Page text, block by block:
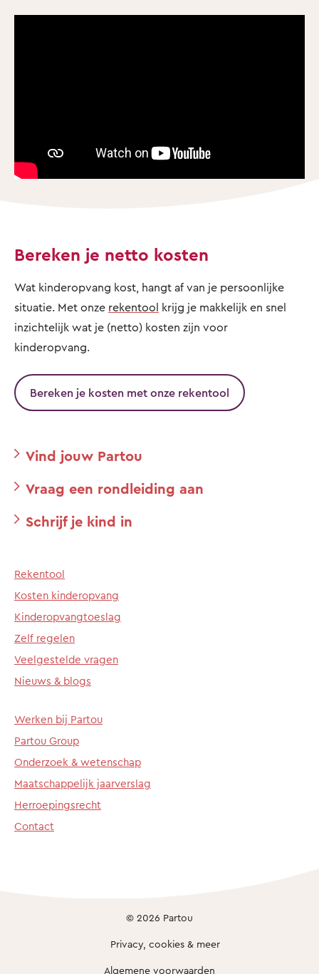
Bereken je netto kosten
Wat kinderopvang kost, hangt af van je persoonlijke
situatie. Met onze rekentool krijg je makkelijk en snel
inzichtelijk wat je (netto) kosten zijn voor
kinderopvang.
Bereken je kosten met onze rekentool
Vind jouw Partou
Vraag een rondleiding aan
Schrijf je kind in
Rekentool
Kosten kinderopvang
Kinderopvangtoeslag
Zelf regelen
Veelgestelde vragen
Nieuws & blogs
Werken bij Partou
Partou Group
Onderzoek & wetenschap
Maatschappelijk jaarverslag
Herroepingsrecht
Contact
© 2026 Partou
Privacy, cookies & meer
Algemene voorwaarden